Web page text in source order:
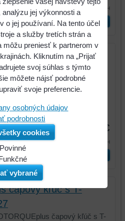
22,57 € s DPH
ks Vložiť do košíka
čapový kľúč s T-
čapový kľúč s T-
dlhý, T25
18,35 €
s DPH
ks
čapový kľúč s T-
čapový kľúč s T-
jej výkonnosti a
o jej používaní. Na tento účel
a služby tretích strán a
môžu preniesť k partnerom v
Kliknutím na „Prijať
svoj súhlas s týmto
môžete nájsť podrobné
svoje preferencie.
osobných údajov
podrobnosti
cookies
Povinné
vybrané